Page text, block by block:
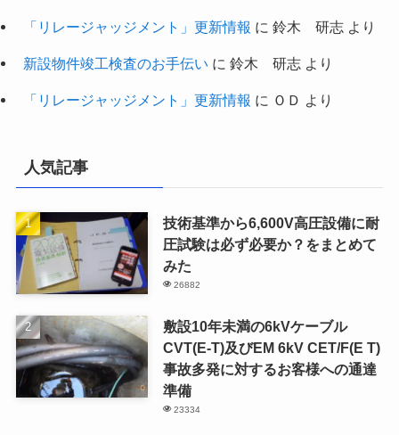
「リレージャッジメント」更新情報 に 鈴木 研志より
新設物件竣工検査のお手伝い に 鈴木 研志より
「リレージャッジメント」更新情報 に ＯＤ より
人気記事
技術基準から6,600V高圧設備に耐
圧試験は必ず必要か？をまとめて
みた
26882
敷設10年未満の6kVケーブル
CVT(E-T)及びEM 6kV CET/F(E T)
事故多発に対するお客様への通達
準備
23334